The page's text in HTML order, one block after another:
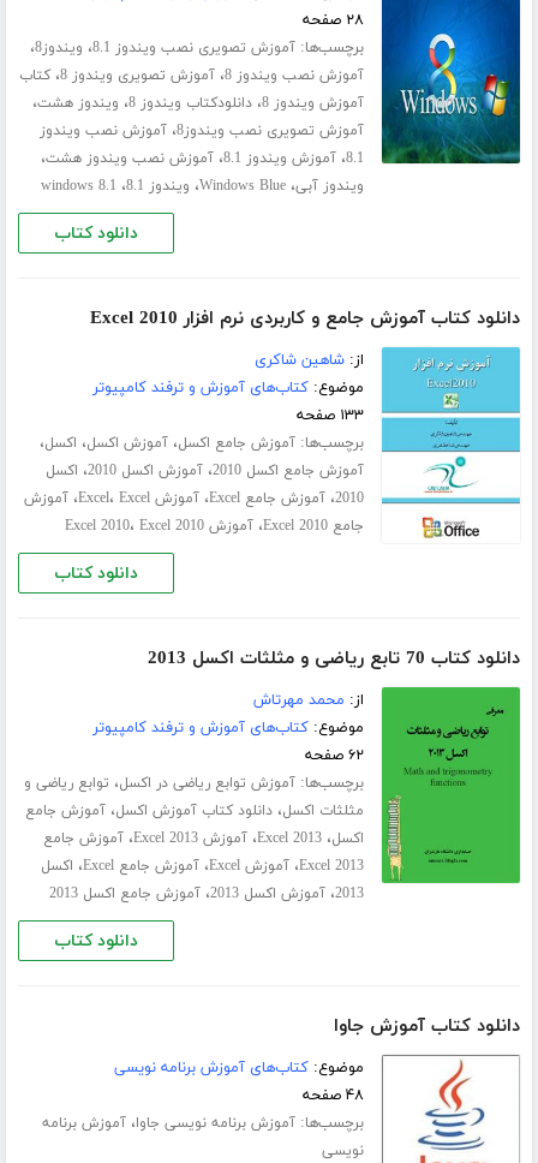
۲۸ صفحه
برچسب‌ها:آموزش تصویری نصب ویندوز 8.1 ، ویندوز8 ،
آموزش نصب ویندوز 8 ،آموزش تصویری ویندوز 8 ،کتاب
آموزش ویندوز 8 ،دانلودکتاب ویندوز 8 ، ویندوز هشت،
آموزش تصویری نصب ویندوز8 ،آموزش نصب ویندوز
8.1،آموزش ویندوز 8.1 ،آموزش نصب ویندوز هشت،
ویندوز آبی،Windows Blue، ویندوز 8.1 ، windows 8.1
دانلود کتاب
دانلود کتاب آموزش جامع و کاربردی نرم افزار Excel 2010
از:شاهین شاکری
موضوع:کتاب‌های آموزش و ترفند کامپیوتر
۱۳۳ صفحه
برچسب‌ها:آموزش جامع اکسل،آموزش اکسل، اکسل،
آموزش جامع اکسل 2010 ،آموزش اکسل 2010 ، اکسل
2010،آموزش جامع Excel ،آموزش Excel ، Excel ،آموزش
جامع Excel 2010
،آموزش Excel 2010 ، Excel 2010
دانلود کتاب
دانلود کتاب 70 تابع ریاضی و مثلثات اکسل 2013
از: محمد مهرتاش
موضوع:کتاب‌های آموزش و ترفند کامپیوتر
۶۲ صفحه
برچسب‌ها:آموزش توابع ریاضی در اکسل، توابع ریاضی و
مثلثات اکسل،دانلود کتاب آموزش اکسل،آموزش جامع
اکسل،Excel 2013،آموزش Excel 2013 ،آموزش جامع
Excel 2013،آموزش Excel ،آموزش جامع Excel ، اکسل
2013،آموزش اکسل 2013 ،آموزش جامع اکسل 2013
دانلود کتاب
دانلود کتاب آموزش جاوا
موضوع:کتاب‌های آموزش برنامه نویسی
۴۸ صفحه
برچسب‌ها:آموزش برنامه نویسی جاوا،آموزش برنامه
نویسی